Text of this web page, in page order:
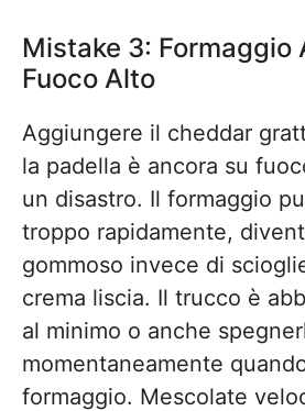
Mistake 3: Formaggio
Fuoco Alto
Aggiungere il cheddar
la padella è ancora su
un disastro. Il formaggio
troppo rapidamente,
gommoso invece di
crema liscia. Il trucco è
al minimo o anche
momentaneamente
formaggio. Mescolate